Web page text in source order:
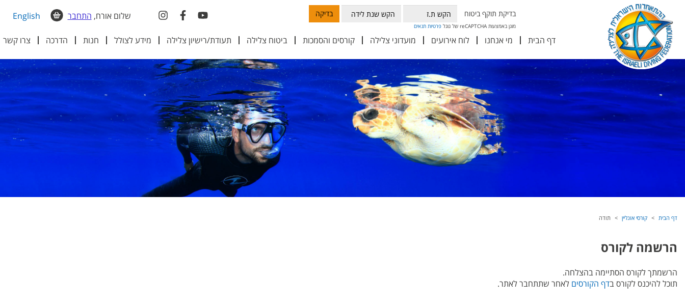
בדיקת תוקף ביטוח בדיקה
מוגן באמצעות reCAPTCHA של גוגל פרטיות תנאים
English שלום אורח, התחבר
דף הבית מי אנחנו לוח אירועים מועדוני צלילה קורסים והסמכות ביטוח צלילה תעודת/רישיון צלילה מידע לצולל חנות הדרכה צרו קשר
דף הבית קורסי אונליין תודה
הרשמה לקורס
הרשמתך לקורס הסתיימה בהצלחה.
תוכל להיכנס לקורס בדף הקורסים לאחר שתתחבר לאתר.